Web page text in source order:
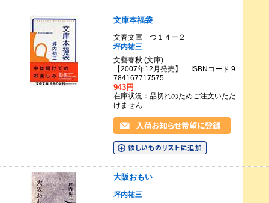
文庫本福袋
文春文庫 つ１４ー２
坪内祐三
文藝春秋 (文庫)
【2007年12月発売】 ISBNコード 9
784167717575
943円
在庫状況：品切れのためご注文いただ
けません
大阪おもい
坪内祐三